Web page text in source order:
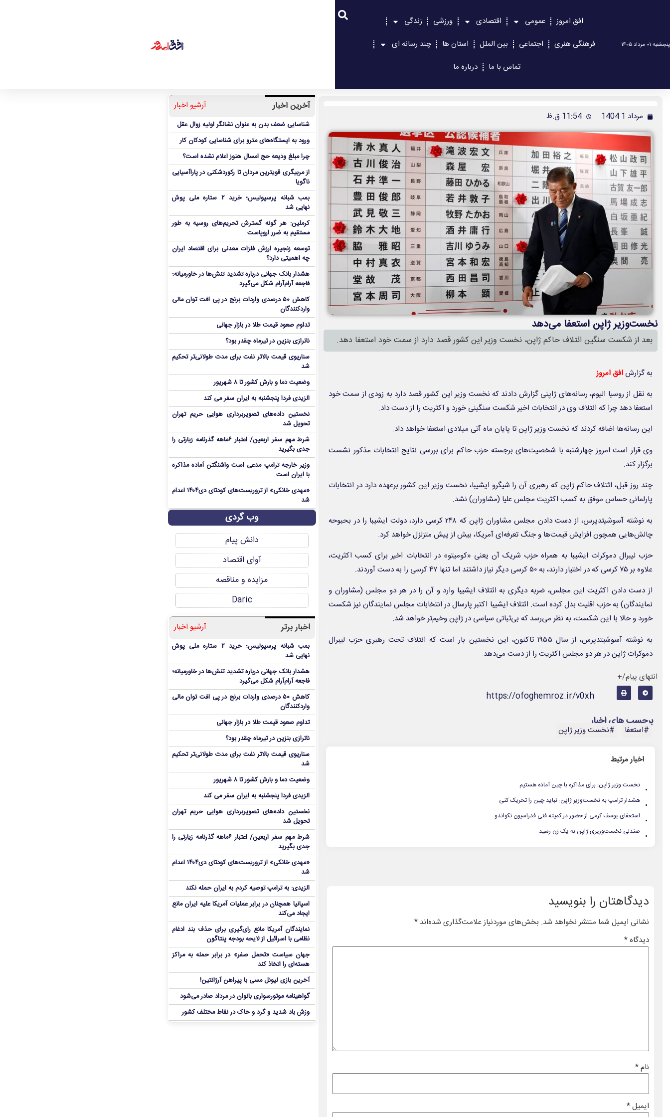
پنجشنبه ۰۱ مرداد ۱۴۰۵
افق امروز عمومی اقتصادی ورزشی
زندگی
فرهنگی هنری
اجتماعی بین الملل استان ها
چند رسانه ای
تماس با ما
درباره ما
مرداد 1 1404 11:54 ق.ظ
نخست‌وزیر ژاپن استعفا می‌دهد
بعد از شکست سنگین ائتلاف حاکم ژاپن، نخست وزیر این کشور قصد دارد از سمت خود استعفا دهد.
به گزارش افق امروز
به نقل از روسیا الیوم، رسانه‌های ژاپنی گزارش دادند که نخست وزیر این کشور قصد دارد به زودی از سمت خود
استعفا دهد چرا که ائتلاف وی در انتخابات اخیر شکست سنگینی خورد و اکثریت را از دست داد.
این رسانه‌ها اضافه کردند که نخست وزیر ژاپن تا پایان ماه آتی میلادی استعفا خواهد داد.
وی قرار است امروز چهارشنبه با شخصیت‌های برجسته حزب حاکم برای بررسی نتایج انتخابات مذکور نشست
برگزار کند.
چند روز قبل، ائتلاف حاکم ژاپن که رهبری آن را شیگرو ایشیبا، نخست وزیر این کشور برعهده دارد در انتخابات
پارلمانی حساس موفق به کسب اکثریت مجلس علیا (مشاوران) نشد.
به نوشته آسوشیتدپرس، از دست دادن مجلس مشاوران ژاپن که ۲۴۸ کرسی دارد، دولت ایشیبا را در بحبوحه
چالش‌هایی همچون افزایش قیمت‌ها و جنگ تعرفه‌ای آمریکا، بیش از پیش متزلزل خواهد کرد.
حزب لیبرال دموکرات ایشیبا به همراه حزب شریک آن یعنی «کومیتو» در انتخابات اخیر برای کسب اکثریت،
علاوه بر ۷۵ کرسی که در اختیار دارند، به ۵۰ کرسی دیگر نیاز داشتند اما تنها ۴۷ کرسی را به دست آوردند.
از دست دادن اکثریت این مجلس، ضربه دیگری به ائتلاف ایشیبا وارد و آن را در هر دو مجلس (مشاوران و
نمایندگان) به حزب اقلیت بدل کرده است. ائتلاف ایشیبا اکتبر پارسال در انتخابات مجلس نمایندگان نیز شکست
خورد و حالا با این شکست، به نظر می‌رسد که بی‌ثباتی سیاسی در ژاپن وخیم‌تر خواهد شد.
به نوشته آسوشیتدپرس، از سال ۱۹۵۵ تاکنون، این نخستین بار است که ائتلاف تحت رهبری حزب لیبرال
دموکرات ژاپن در هر دو مجلس اکثریت را از دست می‌دهد.
انتهای پیام/+
https://ofoghemroz.ir/v0xh
برچسب های اخبار
#استعفا #نخست وزیر ژاپن
اخبار مرتبط
. نخست وزیر ژاپن: برای مذاکره با چین آماده هستیم
. هشدار ترامپ به نخست‌وزیر ژاپن: نباید چین را تحریک کنی
. استعفای یوسف کرمی از حضور در کمیته فنی فدراسیون تکواندو
. صندلی نخست‌وزیری ژاپن به یک زن رسید
دیدگاهتان را بنویسید
نشانی ایمیل شما منتشر نخواهد شد. بخش‌های موردنیاز علامت‌گذاری شده‌اند*
دیدگاه*
نام*
ایمیل*
آخرین اخبار آرشیو اخبار
شناسایی ضعف بدن به عنوان نشانگر اولیه زوال عقل
ورود به ایستگاه‌های مترو برای شناسایی کودکان کار
چرا مبلغ ودیعه حج امسال هنوز اعلام نشده است؟
از مربیگری قویترین مردان تا رکوردشکنی در پاراآسیایی
ناگویا
بمب شبانه پرسپولیس؛ خرید ۲ ستاره ملی پوش
نهایی شد
کرملین: هر گونه گسترش تحریم‌های روسیه به طور
مستقیم به ضرر اروپاست
توسعه زنجیره ارزش فلزات معدنی برای اقتصاد ایران
چه اهمیتی دارد؟
هشدار بانک جهانی درباره تشدید تنش‌ها در خاورمیانه؛
فاجعه آرام‌آرام شکل می‌گیرد
کاهش ۵۰ درصدی واردات برنج در پی افت توان مالی
واردکنندگان
تداوم صعود قیمت طلا در بازار جهانی
ناترازی بنزین در تیرماه چقدر بود؟
سناریوی قیمت بالاتر نفت برای مدت طولانی‌تر تحکیم
شد
وضعیت دما و بارش کشور تا ۸ شهریور
الزیدی فردا پنجشنبه به ایران سفر می کند
نخستین داده‌های تصویربرداری هوایی حریم تهران
تحویل شد
شرط مهم سفر اربعین/ اعتبار ۶ماهه گذرنامه زیارتی را
جدی بگیرید
وزیر خارجه ترامپ مدعی است واشنگتن آماده مذاکره
با ایران است
«مهدی خانکی» از تروریست‌های کودتای دی۱۴۰۴ اعدام
شد
وب گردی
دانش پیام
آوای اقتصاد
مزایده و مناقصه
Daric
اخبار برتر آرشیو اخبار
بمب شبانه پرسپولیس؛ خرید ۲ ستاره ملی پوش
نهایی شد
هشدار بانک جهانی درباره تشدید تنش‌ها در خاورمیانه؛
فاجعه آرام‌آرام شکل می‌گیرد
کاهش ۵۰ درصدی واردات برنج در پی افت توان مالی
واردکنندگان
تداوم صعود قیمت طلا در بازار جهانی
ناترازی بنزین در تیرماه چقدر بود؟
سناریوی قیمت بالاتر نفت برای مدت طولانی‌تر تحکیم
شد
وضعیت دما و بارش کشور تا ۸ شهریور
الزیدی فردا پنجشنبه به ایران سفر می کند
نخستین داده‌های تصویربرداری هوایی حریم تهران
تحویل شد
شرط مهم سفر اربعین/ اعتبار ۶ماهه گذرنامه زیارتی را
جدی بگیرید
«مهدی خانکی» از تروریست‌های کودتای دی۱۴۰۴ اعدام
شد
الزیدی: به ترامپ توصیه کردم به ایران حمله نکند
اسپانیا همچنان در برابر عملیات آمریکا علیه ایران مانع
ایجاد می‌کند
نمایندگان آمریکا مانع رای‌گیری برای حذف بند ادغام
نظامی با اسرائیل از لایحه بودجه پنتاگون
جهان سیاست «تحمل صفر» در برابر حمله به مراکز
هسته‌ای را اتخاذ کند
آخرین بازی لیونل مسی با پیراهن آرژانتین!
گواهینامه موتورسواری بانوان در مرداد صادر می‌شود
وزش باد شدید و گرد و خاک در نقاط مختلف کشور